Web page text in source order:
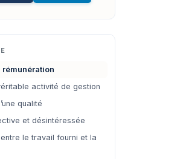
rémunération
activité de gestion
qualité
et désintéressée
le travail fourni et la